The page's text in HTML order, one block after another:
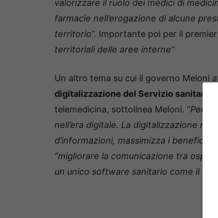
valorizzare il ruolo dei medici di
farmacie nell’erogazione di alcune
territorio”. Importante poi per il
territoriali delle aree interne”
Un altro tema su cui il governo Meloni
digitalizzazione del Servizio sanitario
telemedicina, sottolinea Meloni. “
nell’era digitale. La digitalizzazione
d’informazioni, massimizza i benefici
“migliorare la comunicazione tra
un unico software sanitario come il